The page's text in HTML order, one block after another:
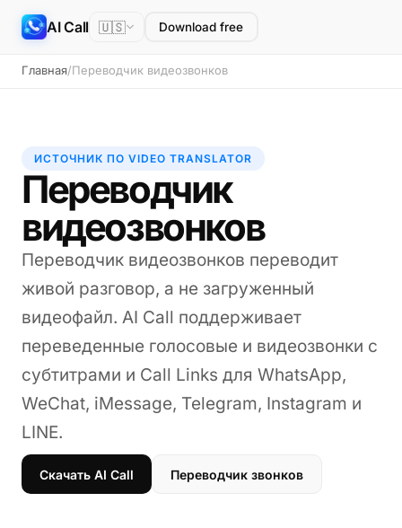
AI Call 🇺🇸 Download free
Главная/Переводчик видеозвонков
ИСТОЧНИК ПО VIDEO TRANSLATOR
Переводчик
видеозвонков
Переводчик видеозвонков переводит
живой разговор, а не загруженный
видеофайл. AI Call поддерживает
переведенные голосовые и видеозвонки с
субтитрами и Call Links для WhatsApp,
WeChat, iMessage, Telegram, Instagram и
LINE.
Скачать AI Call Переводчик звонков